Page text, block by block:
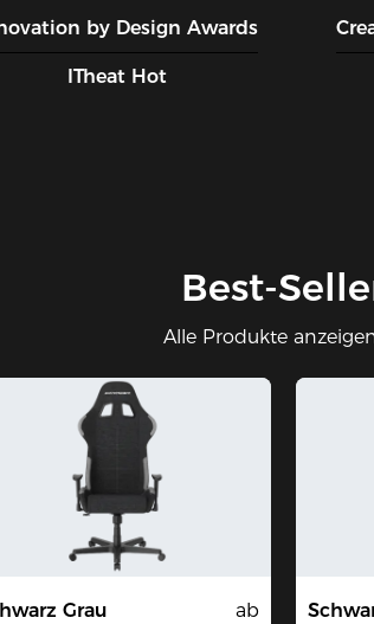
by Design Awards
ITheat Hot
Best-
Alle Produkte
Grau
ab